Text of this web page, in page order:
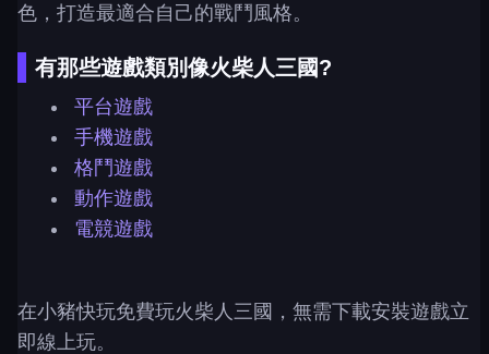
色，打造最適合自己的戰鬥風格。
有那些遊戲類別像火柴人三國?
平台遊戲
手機遊戲
格鬥遊戲
動作遊戲
電競遊戲
在小豬快玩免費玩火柴人三國，無需下載安裝遊戲立
即線上玩。